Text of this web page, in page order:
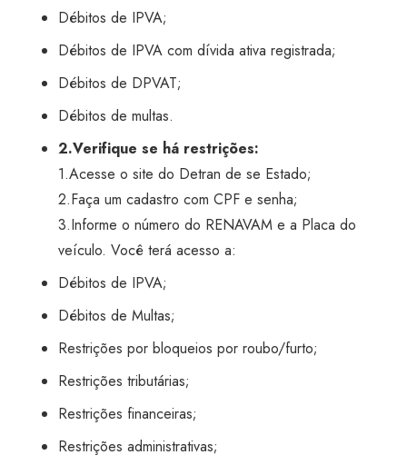
Débitos de IPVA;
Débitos de IPVA com dívida ativa registrada;
Débitos de DPVAT;
Débitos de multas.
2.Verifique se há restrições:
1.Acesse o site do Detran de se Estado;
2.Faça um cadastro com CPF e senha;
3.Informe o número do RENAVAM e a Placa do
veículo. Você terá acesso a:
Débitos de IPVA;
Débitos de Multas;
Restrições por bloqueios por roubo/furto;
Restrições tributárias;
Restrições financeiras;
Restrições administrativas;